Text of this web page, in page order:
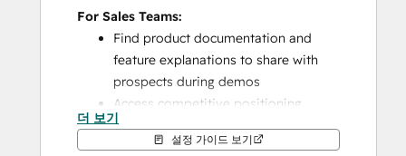
For Sales Teams:
Find product documentation and
feature explanations to share with
prospects during demos
Access competitive positioning
guides and battle cards from your
knowledge base
더 보기
설정 가이드 보기